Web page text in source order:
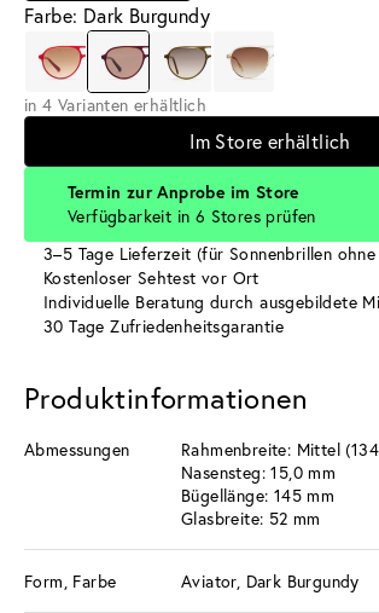
Farbe: Dark Burgundy
in 4 Varianten erhältlich
Im Store erhältlich
Termin zur Anprobe im Store
Verfügbarkeit in 6 Stores prüfen
3–5 Tage Lieferzeit (für Sonnenbrillen
Kostenloser Sehtest vor Ort
Individuelle Beratung durch ausgebildete
30 Tage Zufriedenheitsgarantie
Produktinformationen
Abmessungen
Rahmenbreite: Mittel
Nasensteg: 15,0 mm
Bügellänge: 145 mm
Glasbreite: 52 mm
Form, Farbe Aviator, Dark Burgundy